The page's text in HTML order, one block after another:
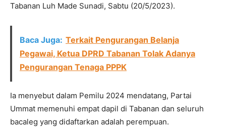
Tabanan Luh Made Sunadi, Sabtu (20/5/2023).
Baca Juga: Terkait Pengurangan Belanja
Pegawai, Ketua DPRD Tabanan Tolak Adanya
Pengurangan Tenaga PPPK
Ia menyebut dalam Pemilu 2024 mendatang, Partai
Ummat memenuhi empat dapil di Tabanan dan seluruh
bacaleg yang didaftarkan adalah perempuan.